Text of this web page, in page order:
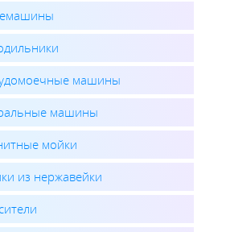
машины
машины
мойки
из нержавейки